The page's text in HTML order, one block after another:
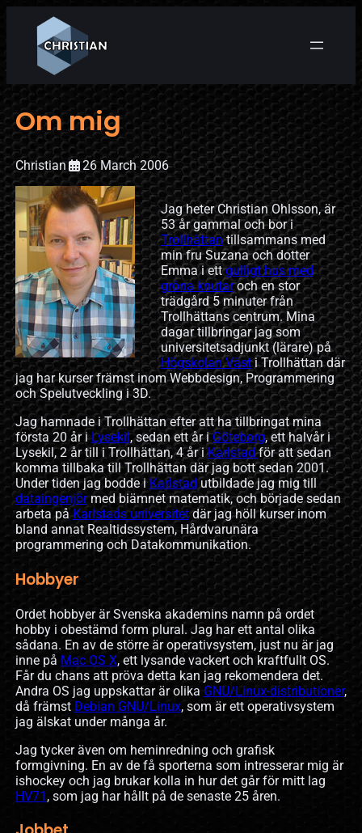
Om mig
Christian 26 March 2006
Jag heter Christian Ohlsson, är
53 år gammal och bor i
Trollhättantillsammans med
min fru Suzana och dotter
Emma i ettgulligt hus med
gröna knutaroch en stor
trädgård 5 minuter från
Trollhättans centrum. Mina
dagar tillbringar jag som
universitetsadjunkt (lärare) på
Högskolan Västi Trollhättan där
jag har kurser främst inom Webbdesign, Programmering
och Spelutveckling i 3D.
Jag hamnade i Trollhättan efter att ha tillbringat mina
första 20 år i Lysekil, sedan ett år iGöteborg, ett halvår i
Lysekil, 2 år till i Trollhättan, 4 år iKarlstadför att sedan
komma tillbaka till Trollhättan där jag bott sedan 2001.
Under tiden jag bodde iKarlstad utbildade jag mig till
dataingenjörmed biämnet matematik, och började sedan
arbeta påKarlstads universitetdär jag höll kurser inom
bland annat Realtidssystem, Hårdvarunära
programmering och Datakommunikation.
Hobbyer
Ordet hobbyer är Svenska akademins namn på ordet
hobby i obestämd form plural. Jag har ett antal olika
sådana. En av de större är operativsystem, just nu är jag
inne på Mac OS X, ett lysande vackert och kraftfullt OS.
Får du chans att pröva detta kan jag rekomendera det.
Andra OS jag uppskattar är olika GNU/Linux-distributioner,
då främst Debian GNU/Linux, som är ett operativsystem
jag älskat under många år.
Jag tycker även om heminredning och grafisk
formgivning. En av de få sporterna som intresserar mig är
ishockey och jag brukar kolla in hur det går för mitt lag
HV71 , som jag har hållt på de senaste 25 åren.